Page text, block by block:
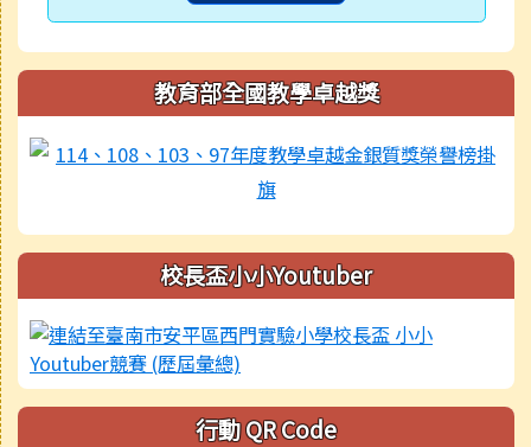
教育部全國教學卓越獎
校長盃小小Youtuber
行動 QR Code